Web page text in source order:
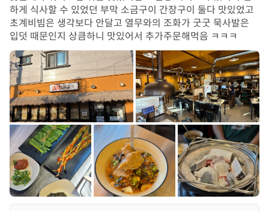
하게 식사할 수 있었던 부막 소금구이 간장구이 둘다 맛있었고
초계비빔은 생각보다 안달고 열무와의 조화가 굿굿 묵사발은
입덧 때문인지 상큼하니 맛있어서 추가주문해먹음 ㅋㅋㅋ